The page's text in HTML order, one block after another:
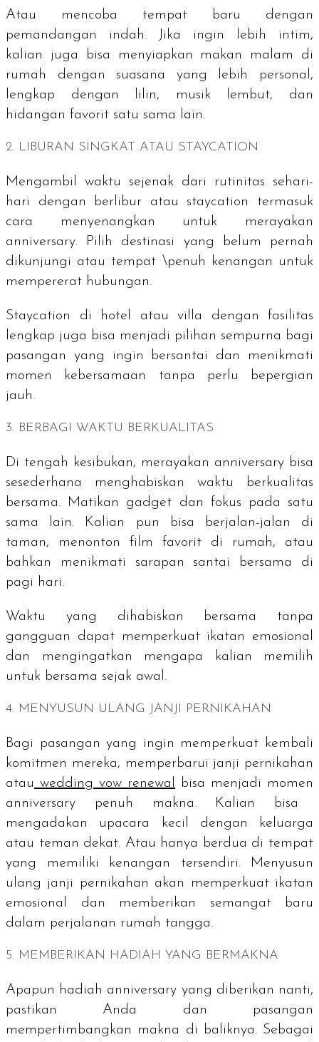
Atau mencoba tempat baru dengan
pemandangan indah. Jika ingin lebih intim,
kalian juga bisa menyiapkan makan malam di
rumah dengan suasana yang lebih personal,
lengkap dengan lilin, musik lembut, dan
hidangan favorit satu sama lain.
2. LIBURAN SINGKAT ATAU STAYCATION
Mengambil waktu sejenak dari rutinitas sehari-
hari dengan berlibur atau staycation
termasuk
cara menyenangkan untuk merayakan
anniversary. Pilih destinasi yang belum pernah
dikunjungi atau tempat \penuh kenangan untuk
mempererat hubungan.
Staycation di hotel atau villa dengan fasilitas
lengkap juga bisa menjadi pilihan sempurna bagi
pasangan yang ingin bersantai dan menikmati
momen kebersamaan tanpa perlu bepergian
jauh.
3. BERBAGI WAKTU BERKUALITAS
Di tengah kesibukan, merayakan anniversary bisa
sesederhana menghabiskan waktu berkualitas
bersama. Matikan gadget dan fokus pada satu
sama lain. Kalian pun bisa berjalan-jalan di
taman, menonton film favorit di rumah, atau
bahkan menikmati sarapan santai bersama di
pagi hari.
Waktu yang dihabiskan bersama tanpa
gangguan dapat memperkuat ikatan emosional
dan mengingatkan mengapa kalian memilih
untuk bersama sejak awal.
4. MENYUSUN ULANG JANJI PERNIKAHAN
Bagi pasangan yang ingin memperkuat kembali
komitmen mereka, memperbarui janji pernikahan
atau wedding vow renewal bisa menjadi momen
anniversary penuh makna. Kalian bisa
mengadakan upacara kecil dengan keluarga
atau teman dekat. Atau hanya berdua di tempat
yang memiliki kenangan tersendiri. Menyusun
ulang janji pernikahan akan memperkuat ikatan
emosional dan memberikan semangat baru
dalam perjalanan rumah tangga.
5. MEMBERIKAN HADIAH YANG BERMAKNA
Apapun hadiah anniversary yang diberikan nanti,
pastikan Anda dan pasangan
mempertimbangkan makna di baliknya. Sebagai